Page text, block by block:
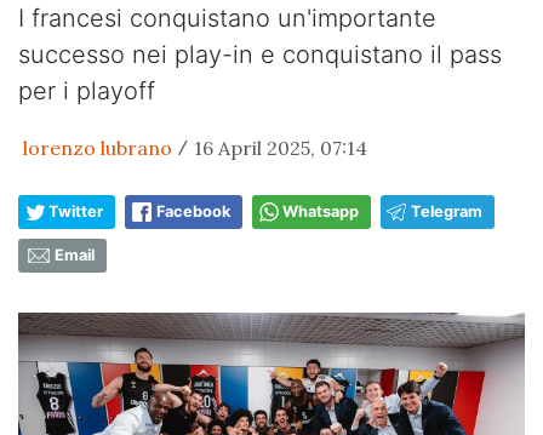
I francesi conquistano un'importante
successo nei play-in e conquistano il pass
per i playoff
lorenzo lubrano / 16 April 2025, 07:14
Twitter Facebook Whatsapp Telegram
Email